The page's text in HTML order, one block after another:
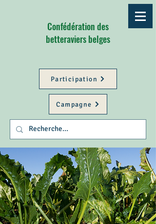
Confédération des
betteraviers belges
Participation
Campagne